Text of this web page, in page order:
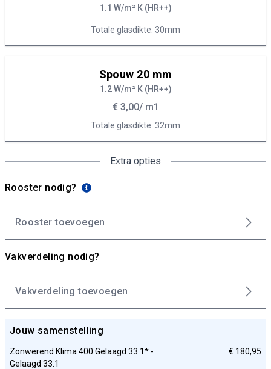
1.1 W/m² K (HR++)
Totale glasdikte: 30mm
Spouw 20 mm
1.2 W/m² K (HR++)
€ 3,00/ m1
Totale glasdikte: 32mm
Extra opties
Rooster nodig?
Rooster toevoegen
Vakverdeling nodig?
Vakverdeling toevoegen
Jouw samenstelling
Zonwerend Klima 400 Gelaagd 33.1* -
Gelaagd 33.1
€ 180,95